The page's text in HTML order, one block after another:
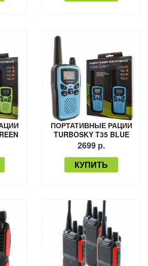
ПОРТАТИВНЫЕ РАЦИИ
TURBOSKY T35 BLUE
2699 р.
КУПИТЬ